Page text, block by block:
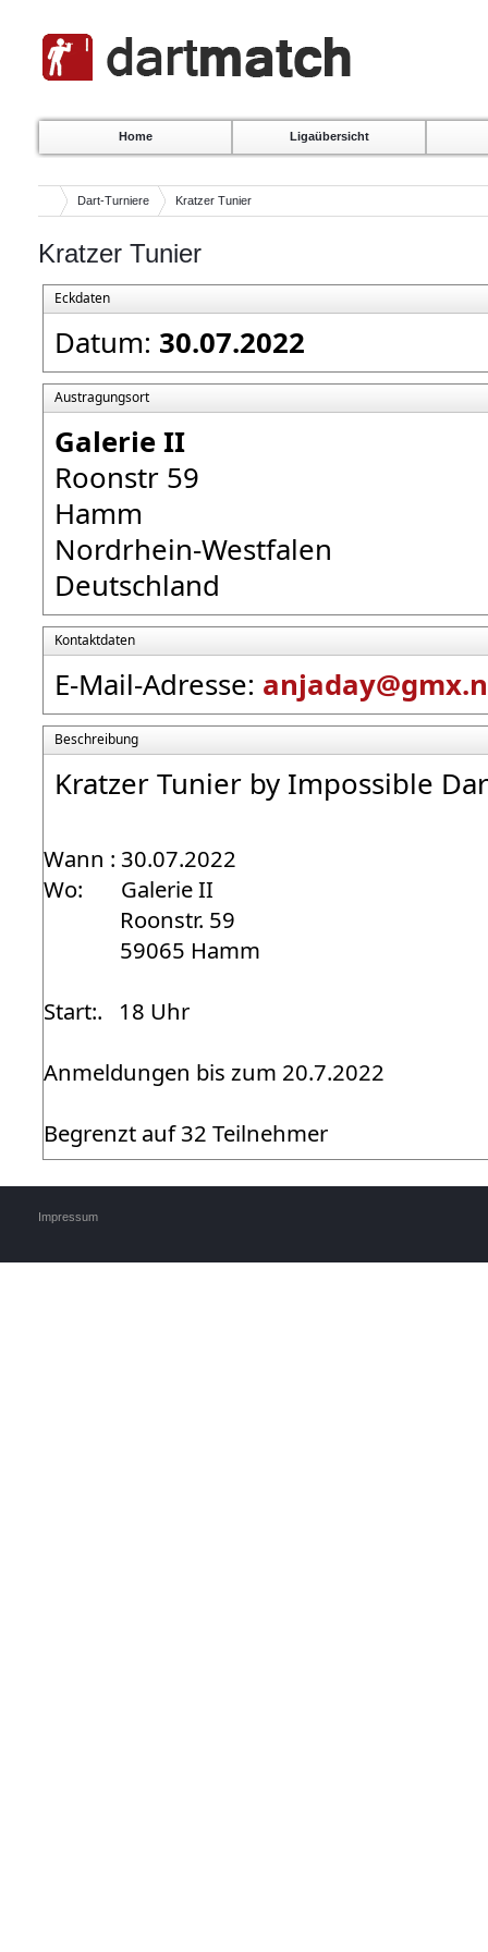
Home Ligaübersicht
Dart-Turniere Kratzer Tunier
Kratzer Tunier
Eckdaten
Datum: 30.07.2022
Austragungsort
Galerie II
Roonstr 59
Hamm
Nordrhein-Westfalen
Deutschland
Kontaktdaten
E-Mail-Adresse:
Beschreibung
Kratzer Tunier by Impossible
Wann : 30.07.2022
Wo: Galerie II
Roonstr. 59
59065 Hamm
Start:. 18 Uhr
Anmeldungen bis zum 20.7.2022
Begrenzt auf 32 Teilnehmer
Impressum